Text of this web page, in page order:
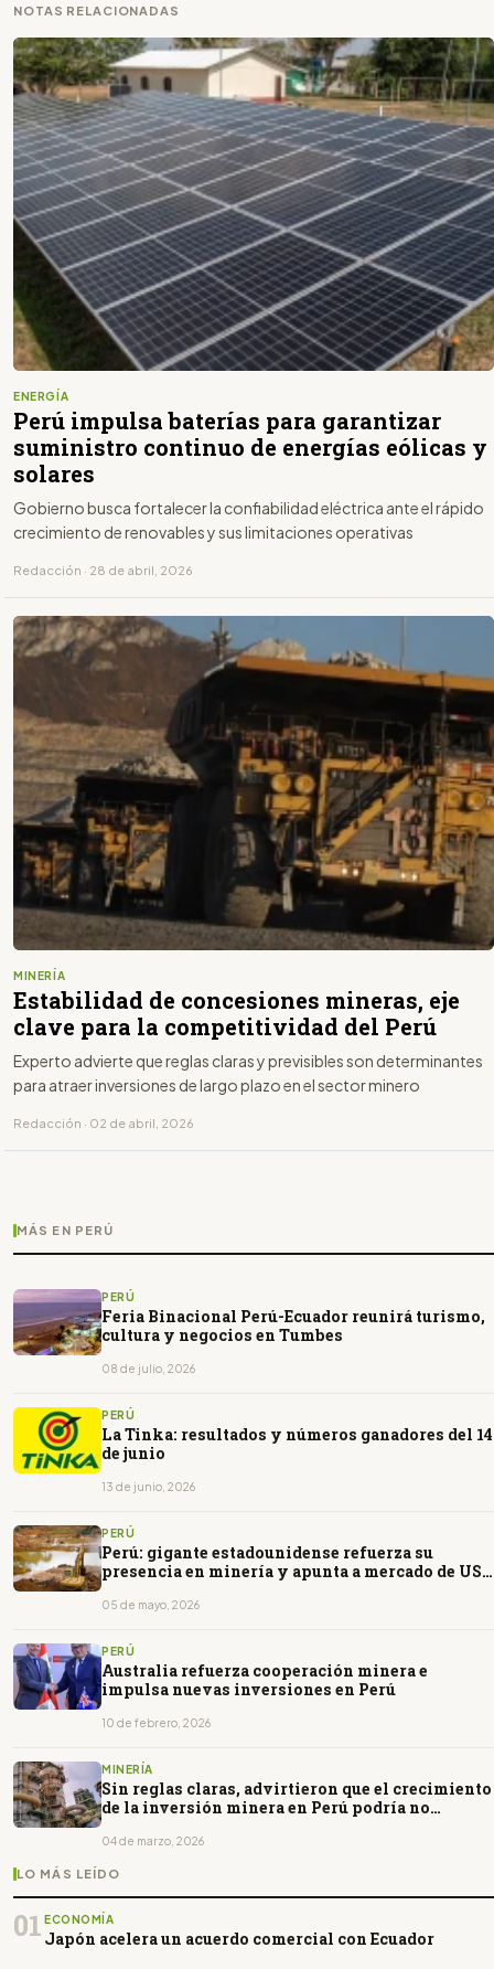
NOTAS RELACIONADAS
ENERGÍA
Perú impulsa baterías para garantizar
suministro continuo de energías eólicas y
solares
Gobierno busca fortalecer la confiabilidad eléctrica ante el rápido
crecimiento de renovables y sus limitaciones operativas
Redacción · 28 de abril, 2026
MINERÍA
Estabilidad de concesiones mineras, eje
clave para la competitividad del Perú
Experto advierte que reglas claras y previsibles son determinantes
para atraer inversiones de largo plazo en el sector minero
Redacción · 02 de abril, 2026
MÁS EN PERÚ
PERÚ
Feria Binacional Perú-Ecuador reunirá turismo,
cultura y negocios en Tumbes
08 de julio, 2026
PERÚ
La Tinka: resultados y números ganadores del 14
de junio
13 de junio, 2026
PERÚ
Perú: gigante estadounidense refuerza su
presencia en minería y apunta a mercado de US$
05 de mayo, 2026
PERÚ
Australia refuerza cooperación minera e
impulsa nuevas inversiones en Perú
10 de febrero, 2026
MINERÍA
Sin reglas claras, advirtieron que el crecimiento
de la inversión minera en Perú podría no
04 de marzo, 2026
LO MÁS LEÍDO
01 ECONOMÍA
Japón acelera un acuerdo comercial con Ecuador